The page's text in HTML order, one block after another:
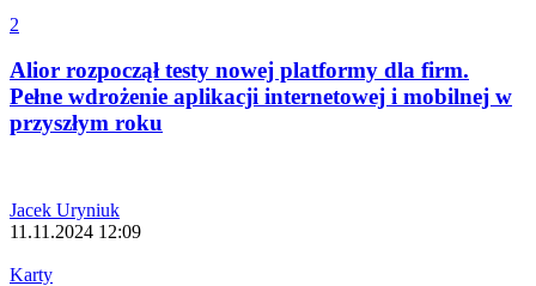
2
Alior rozpoczął testy nowej platformy dla firm.
Pełne wdrożenie aplikacji internetowej i mobilnej w
przyszłym roku
Jacek Uryniuk
11.11.2024 12:09
Karty